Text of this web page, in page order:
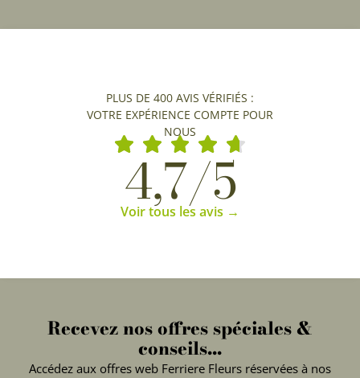
PLUS DE 400 AVIS VÉRIFIÉS :
VOTRE EXPÉRIENCE COMPTE POUR
NOUS
4,7/5
Voir tous les avis →
Recevez nos offres spéciales &
conseils...
Accédez aux offres web Ferriere Fleurs réservées à nos